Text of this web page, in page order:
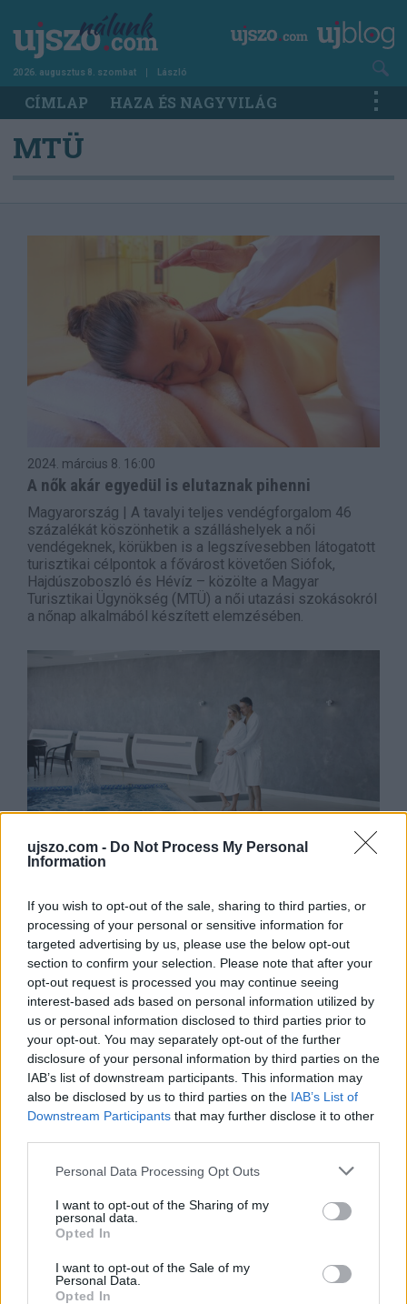
ujszo.com - Do Not Process My Personal
Information
If you wish to opt-out of the sale, sharing to third parties, or
processing of your personal or sensitive information for
targeted advertising by us, please use the below opt-out
section to confirm your selection. Please note that after your
opt-out request is processed you may continue seeing
interest-based ads based on personal information utilized by
us or personal information disclosed to third parties prior to
your opt-out. You may separately opt-out of the further
disclosure of your personal information by third parties on the
IAB’s list of downstream participants. This information may
also be disclosed by us to third parties on the IAB’s List of
Downstream Participants that may further disclose it to other
Please note that this website/app uses one or more Google
not limited to your visit or usage behaviour. You may click to
grant or deny consent to Google and its third-party tags to
use your data for below specified purposes in below Google
consent section.
Personal Data Processing Opt Outs
I want to opt-out of the Sharing of my
personal data.
Opted In
I want to opt-out of the Sale of my
Personal Data.
Opted In
tartalomra
2026. augusztus 8. szombat László
Main
navigation
CÍMLAP HAZA ÉS NAGYVILÁG
MTÜ
2024. március 8. 16:00
A nők akár egyedül is elutaznak pihenni
Magyarország | A tavalyi teljes vendégforgalom 46
százalékát köszönhetik a szálláshelyek a női
vendégeknek, körükben is a legszívesebben látogatott
turisztikai célpontok a fővárost követően Siófok,
Hajdúszoboszló és Hévíz – közölte a Magyar
Turisztikai Ügynökség (MTÜ) a női utazási szokásokról
a nőnap alkalmából készített elemzésében.
Jó hónapot zártak a szállásadók októberben
Magyarország | A Nemzeti Turisztikai Adatszolgáltató
Központ (NTAK) adatai szerint októberben tavalyhoz
képest 7 százalékkal több, 1,3 millió turista
kapcsolódott ki a hazai szálláshelyeken. A külföldi
vendégéjszakák száma 9 százalékkal haladta meg az
előző évit – kommentálta a legfrissebb adatokat
szerdán a Magyar Turisztikai Ügynökség (MTÜ).
2023. augusztus 12.